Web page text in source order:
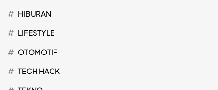
HIBURAN
LIFESTYLE
OTOMOTIF
TECH HACK